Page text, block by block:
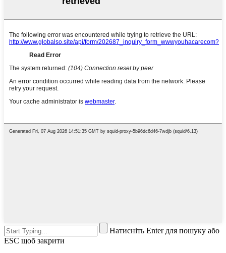
Натисніть Enter для пошуку або
ESC щоб закрити